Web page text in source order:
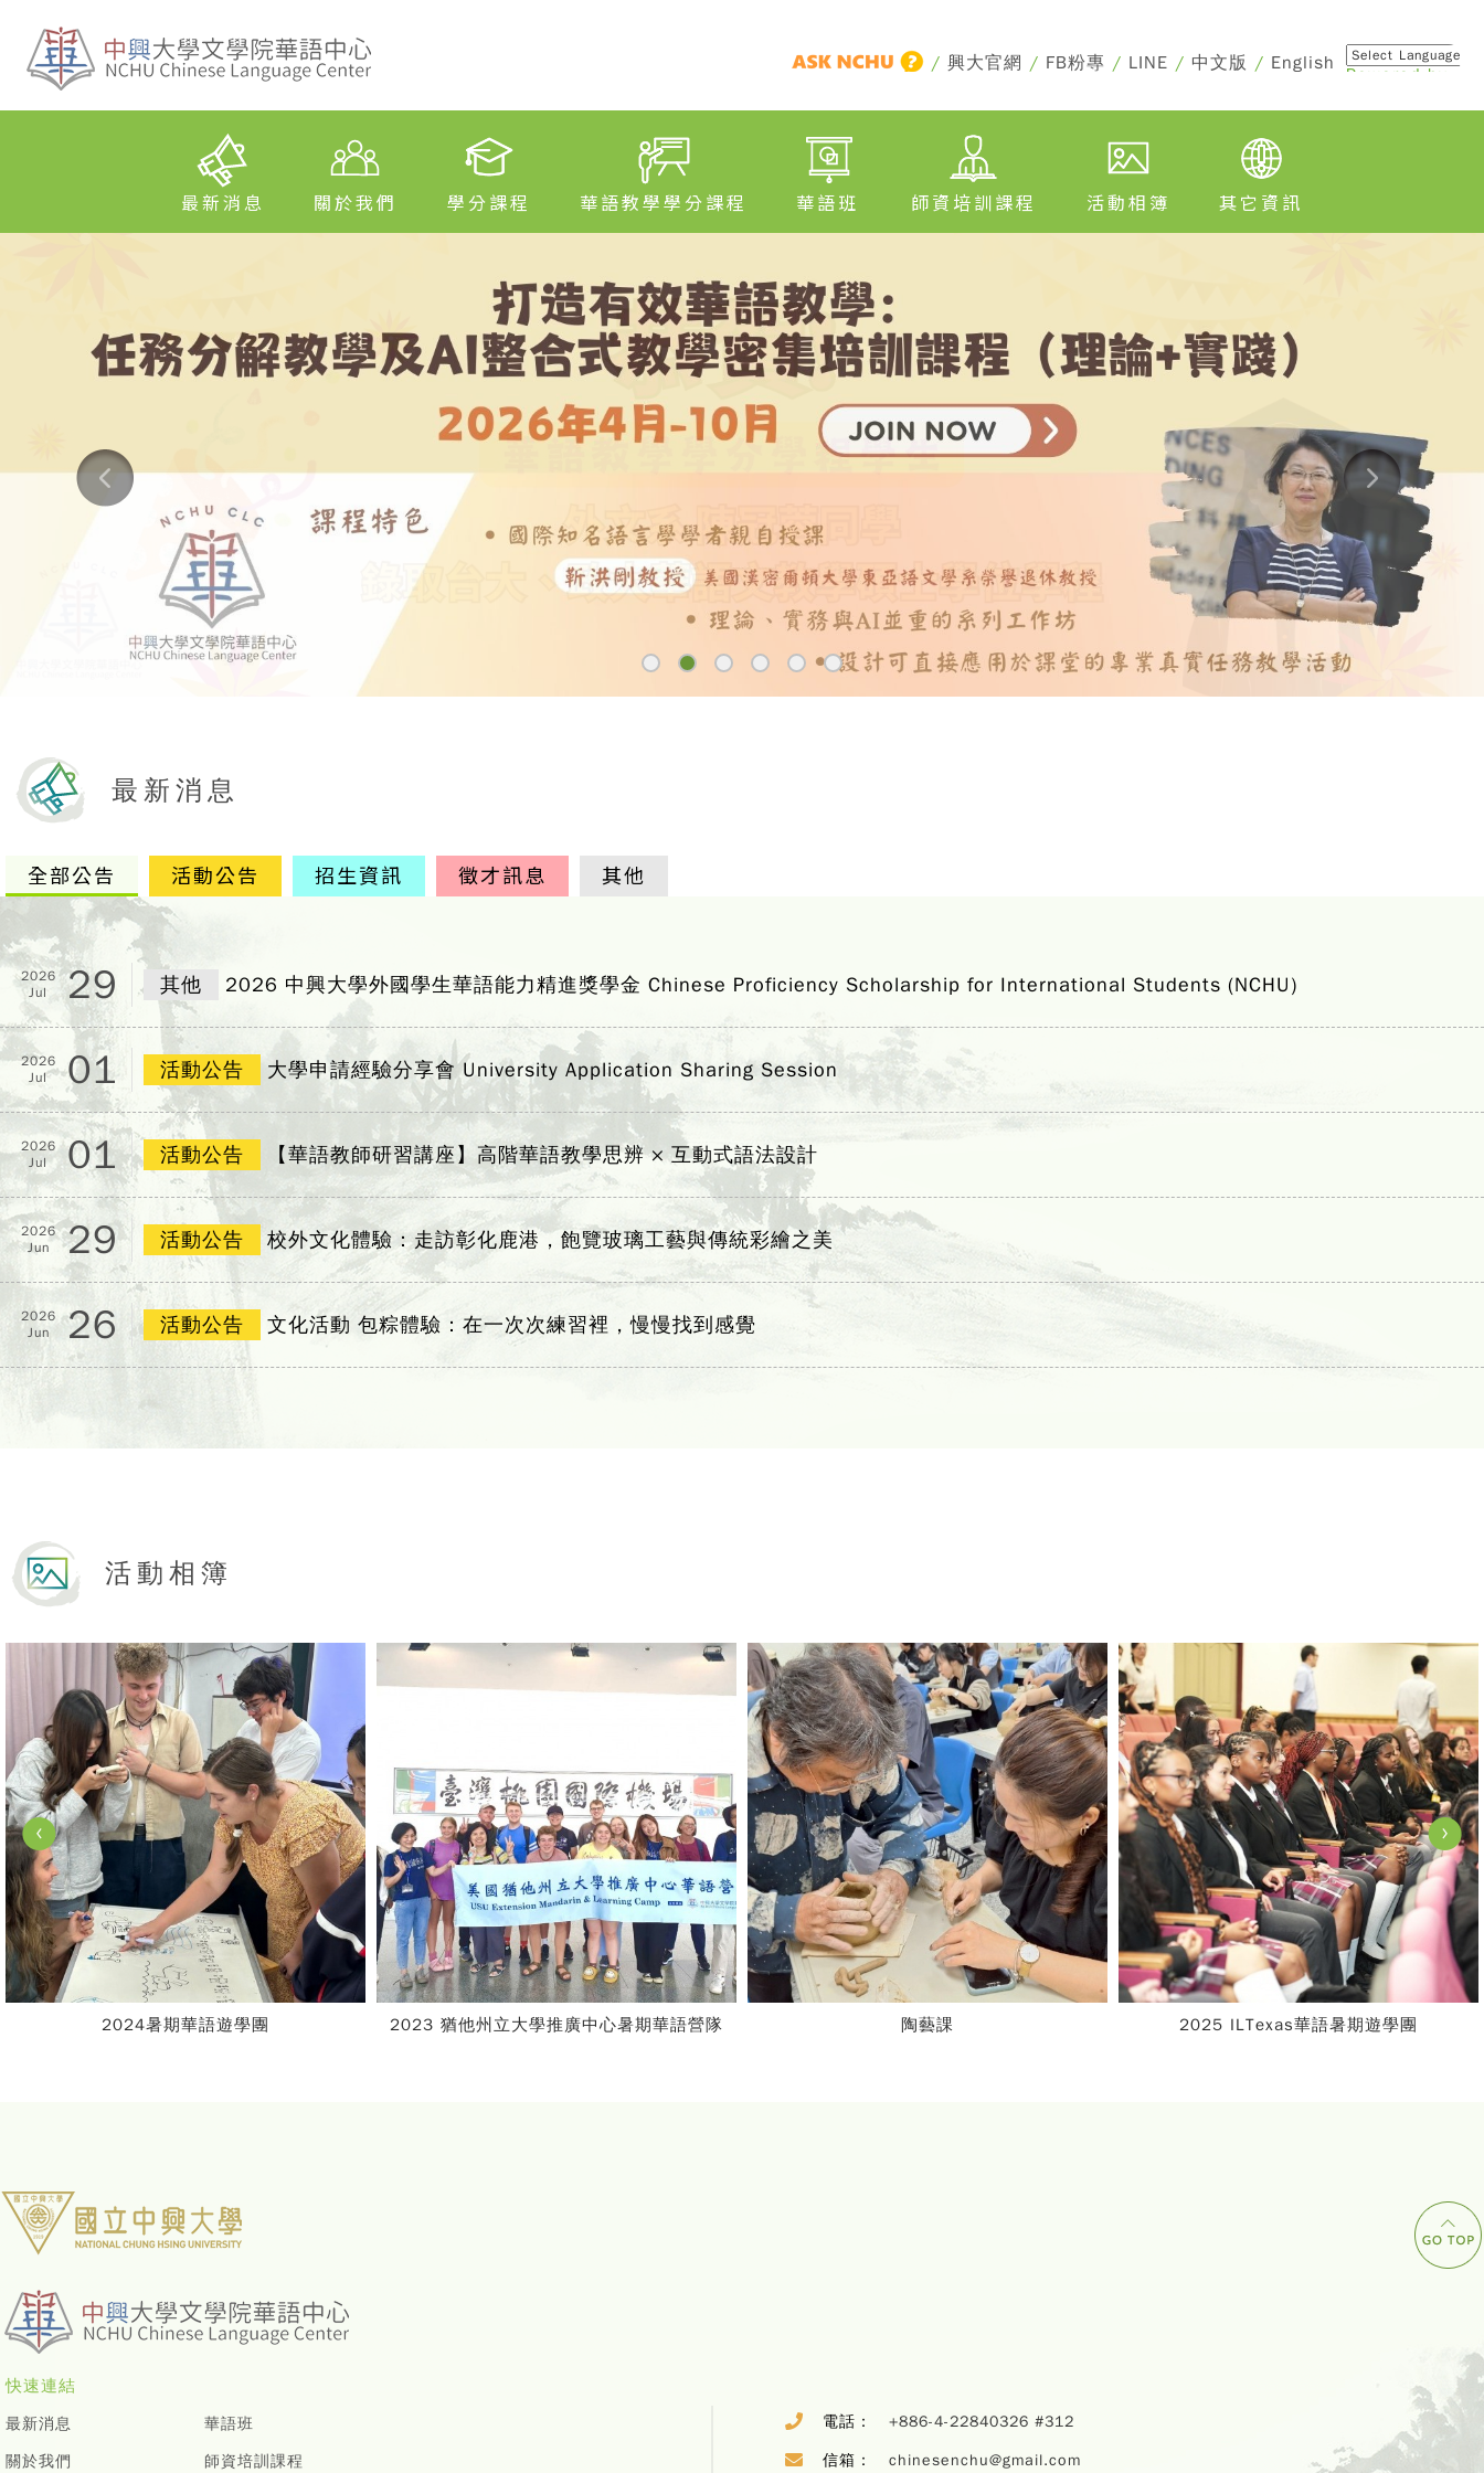
/ 興大官網 / FB粉專 / LINE / 中文版 / English
Powered by
最新消息 關於我們 學分課程 華語教學學分課程 華語班 師資培訓課程 活動相簿 其它資訊
最新消息
全部公告 活動公告 招生資訊 徵才訊息 其他
2026
Jul
29 其他 2026 中興大學外國學生華語能力精進獎學金 Chinese Proficiency Scholarship for International Students (NCHU)
2026
Jul
01 活動公告 大學申請經驗分享會 University Application Sharing Session
2026
Jul
01 活動公告 【華語教師研習講座】高階華語教學思辨 × 互動式語法設計
2026
Jun
29 活動公告 校外文化體驗：走訪彰化鹿港，飽覽玻璃工藝與傳統彩繪之美
2026
Jun
26 活動公告 文化活動 包粽體驗：在一次次練習裡，慢慢找到感覺
活動相簿
View Photo
2023 猶他州立大學推廣中心暑期華語營隊
View Photo
陶藝課
View Photo
2025 ILTexas華語暑期遊學團
View Photo
華語教師研習
快速連結
最新消息
關於我們
華語班
師資培訓課程
電話： +886-4-22840326 #312
信箱： chinesenchu@gmail.com